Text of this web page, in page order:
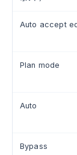
Auto accept
Plan mode
Auto
Bypass